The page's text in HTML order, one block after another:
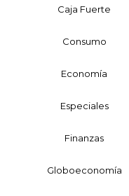
Caja Fuerte
Consumo
Economía
Especiales
Finanzas
Globoeconomía